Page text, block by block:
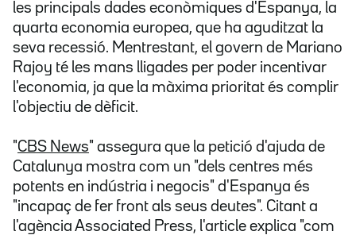
les principals dades econòmiques d'Espanya, la
quarta economia europea, que ha aguditzat la
seva recessió. Mentrestant, el govern de Mariano
Rajoy té les mans lligades per poder incentivar
l'economia, ja que la màxima prioritat és complir
l'objectiu de dèficit.
"CBS News" assegura que la petició d'ajuda de
Catalunya mostra com un "dels centres més
potents en indústria i negocis" d'Espanya és
"incapaç de fer front als seus deutes". Citant a
l'agència Associated Press, l'article explica "com